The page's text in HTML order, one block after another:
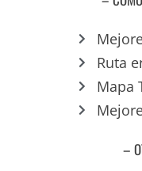
Ruta
Mapa
–